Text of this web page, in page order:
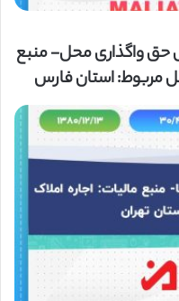
در خصوص حق واگذاری محل- منبع
مربوط: استان فارس